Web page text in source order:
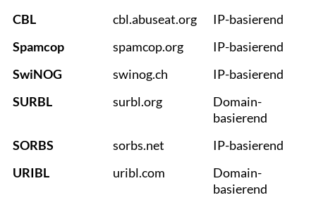
CBL cbl.abuseat.org
IP-basierend
Spamcop
spamcop.org
IP-basierend
SwiNOG
swinog.ch
IP-basierend
SURBL
surbl.org
Domain-
basierend
SORBS
sorbs.net
IP-basierend
URIBL
uribl.com
Domain-
basierend